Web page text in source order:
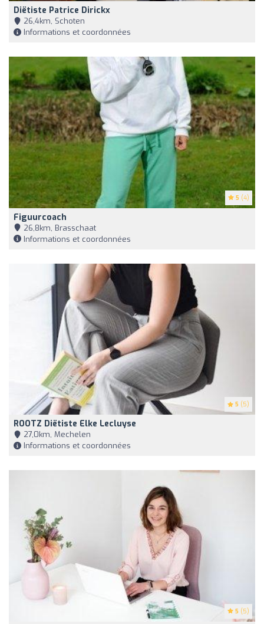
Diëtiste Patrice Dirickx
26,4km, Schoten
Informations et coordonnées
5 (4)
Figuurcoach
26,8km, Brasschaat
Informations et coordonnées
5 (5)
ROOTZ Diëtiste Elke Lecluyse
27,0km, Mechelen
Informations et coordonnées
5 (5)